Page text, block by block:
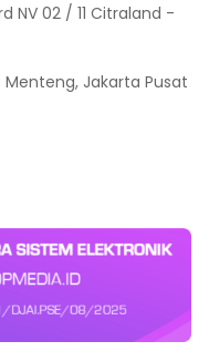
NV 02 / 11 Citraland -
Menteng, Jakarta Pusat